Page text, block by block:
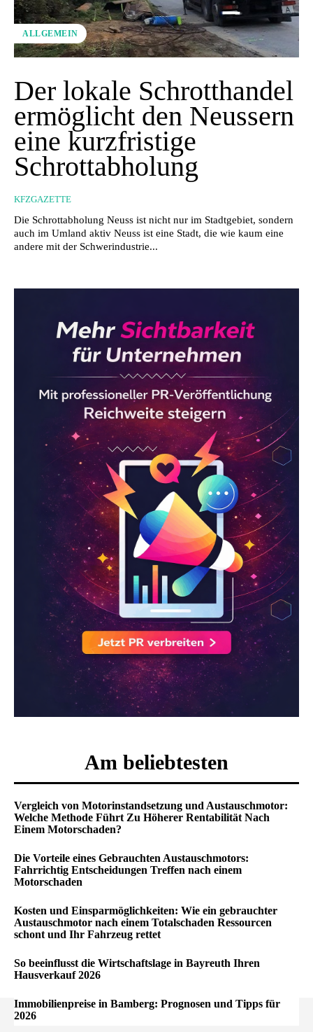
ALLGEMEIN
Der lokale Schrotthandel
ermöglicht den Neussern
eine kurzfristige
Schrottabholung
KFZGAZETTE
Die Schrottabholung Neuss ist nicht nur im Stadtgebiet, sondern
auch im Umland aktiv Neuss ist eine Stadt, die wie kaum eine
andere mit der Schwerindustrie...
Am beliebtesten
Vergleich von Motorinstandsetzung und Austauschmotor:
Welche Methode Führt Zu Höherer Rentabilität Nach
Einem Motorschaden?
Die Vorteile eines Gebrauchten Austauschmotors:
Fahrrichtig Entscheidungen Treffen nach einem
Motorschaden
Kosten und Einsparmöglichkeiten: Wie ein gebrauchter
Austauschmotor nach einem Totalschaden Ressourcen
schont und Ihr Fahrzeug rettet
So beeinflusst die Wirtschaftslage in Bayreuth Ihren
Hausverkauf 2026
Immobilienpreise in Bamberg: Prognosen und Tipps für
2026